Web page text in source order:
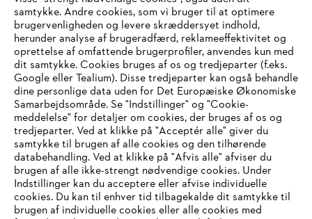
STIHL FAQ
Service
Generelle vilkår og betingelser Privatlivspolitik
Juridisk meddelelse Cookies
IHR BROWSER WIRD NICHT
UNTERSTÜTZT
Sie nutzen einen Browser, den wir noch nicht unterstützen. Für
eine optimale Nutzung unserer Seite empfehlen wir Ihnen, zu
samtykke. Andre cookies, som vi bruger til at optimere
brugervenligheden og levere skræddersyet indhold,
herunder analyse af brugeradfærd, reklameeffektivitet og
oprettelse af omfattende brugerprofiler, anvendes kun med
dit samtykke. Cookies bruges af os og tredjeparter (f.eks.
Google eller Tealium). Disse tredjeparter kan også behandle
dine personlige data uden for Det Europæiske Økonomiske
Samarbejdsområde. Se "Indstillinger" og "Cookie-
meddelelse" for detaljer om cookies, der bruges af os og
tredjeparter. Ved at klikke på "Acceptér alle" giver du
samtykke til brugen af alle cookies og den tilhørende
databehandling. Ved at klikke på "Afvis alle" afviser du
brugen af alle ikke-strengt nødvendige cookies. Under
Indstillinger kan du acceptere eller afvise individuelle
cookies. Du kan til enhver tid tilbagekalde dit samtykke til
brugen af individuelle cookies eller alle cookies med